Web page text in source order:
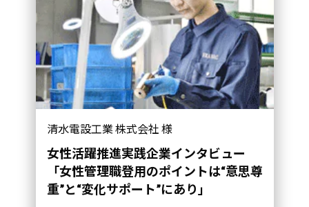
清水電設工業 株式会社 様
女性活躍推進実践企業インタビュー
「女性管理職登用のポイントは“意思尊
重”と“変化サポート”にあり」